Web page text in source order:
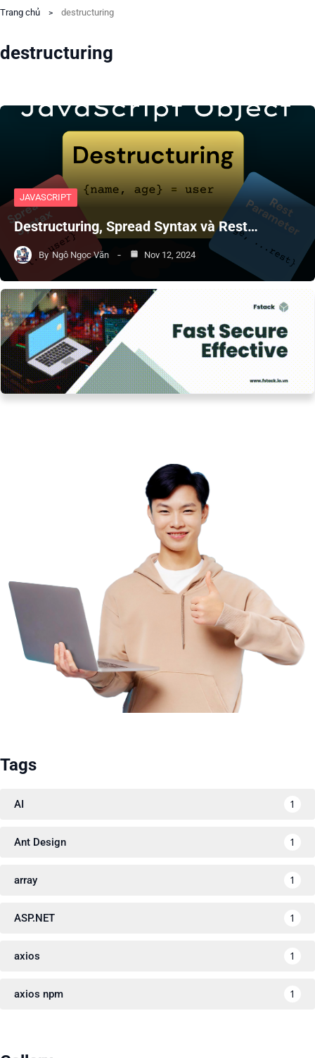
Trang chủ destructuring
destructuring
JAVASCRIPT
Destructuring, Spread Syntax và Rest…
By Ngô Ngọc Văn Nov 12, 2024
Tags
AI 1
Ant Design 1
array 1
ASP.NET 1
axios 1
axios npm 1